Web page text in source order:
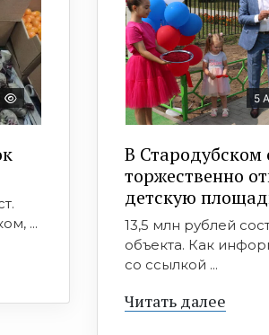
...
5
В Стародубском
торжественно
детскую
13,5 млн рублей
объекта. Как
со ссылкой ...
Читать далее